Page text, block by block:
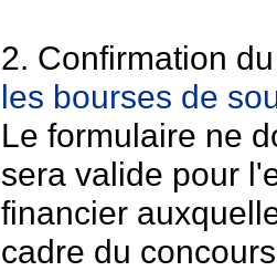
2. Confirmation
les bourses de
Le formulaire ne
sera valide pour
financier
cadre du